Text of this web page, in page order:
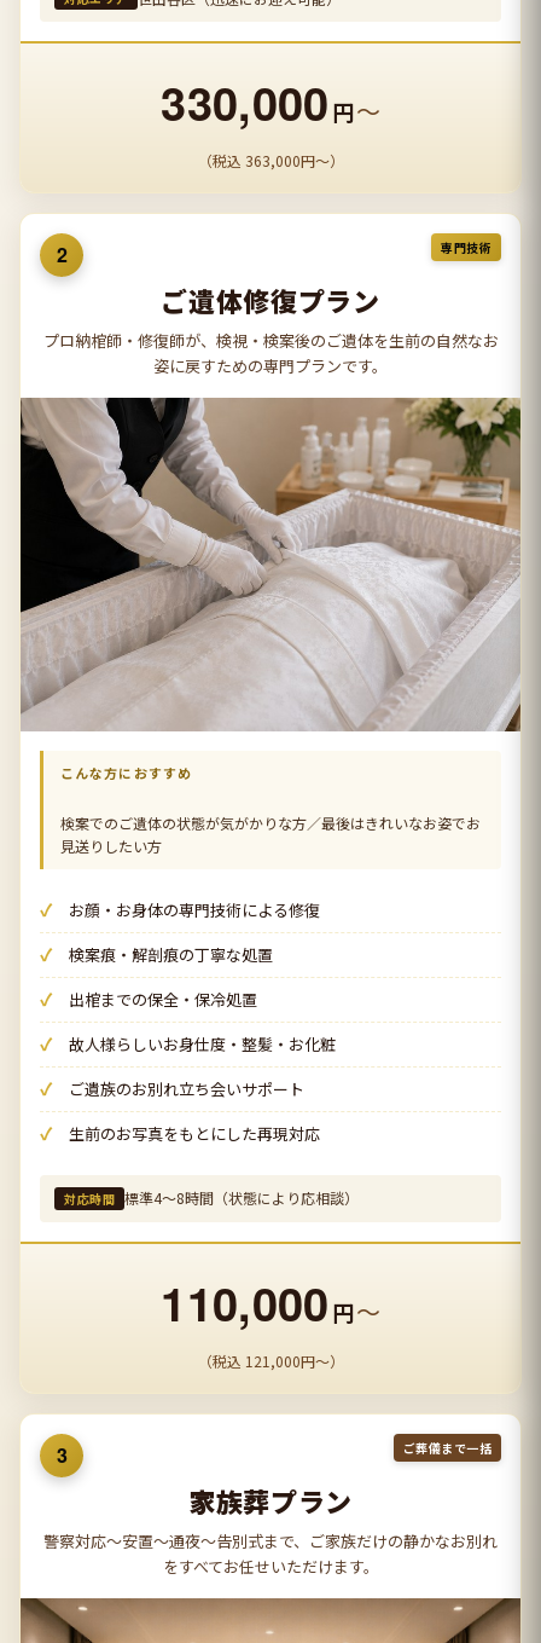
330,000円〜
（税込 363,000円〜）
2 専門技術
ご遺体修復プラン
プロ納棺師・修復師が、検視・検案後のご遺体を生前の自然なお
姿に戻すための専門プランです。
こんな方におすすめ
検案でのご遺体の状態が気がかりな方／最後はきれいなお姿でお
見送りしたい方
お顔・お身体の専門技術による修復
検案痕・解剖痕の丁寧な処置
出棺までの保全・保冷処置
故人様らしいお身仕度・整髪・お化粧
ご遺族のお別れ立ち会いサポート
生前のお写真をもとにした再現対応
対応時間 標準4〜8時間（状態により応相談）
110,000円〜
（税込 121,000円〜）
3 ご葬儀まで一括
家族葬プラン
警察対応〜安置〜通夜〜告別式まで、ご家族だけの静かなお別れ
をすべてお任せいただけます。